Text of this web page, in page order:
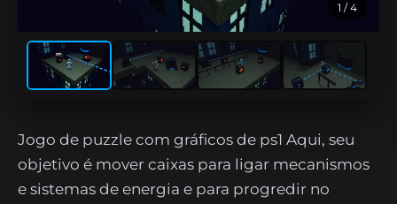
1 / 4
Jogo de puzzle com gráficos de ps1 Aqui, seu
objetivo é mover caixas para ligar mecanismos
e sistemas de energia e para progredir no